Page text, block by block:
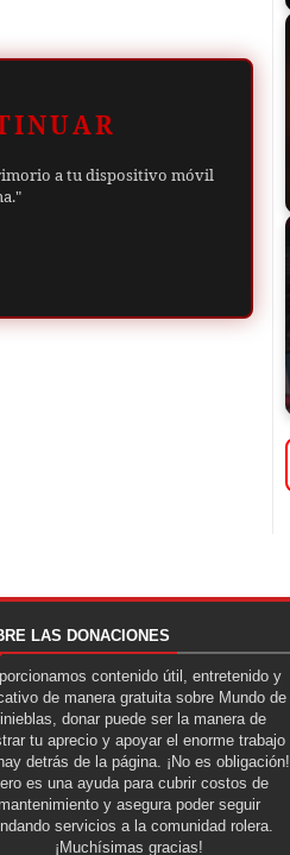
a tu dispositivo móvil
LAS DONACIONES
contenido útil, entretenido y
de manera gratuita sobre Mundo de
donar puede ser la manera de
tu aprecio y apoyar el enorme trabajo
detrás de la página. ¡No es obligación!
es una ayuda para cubrir costos de
mantenimiento y asegura poder seguir
servicios a la comunidad rolera.
¡Muchísimas gracias!